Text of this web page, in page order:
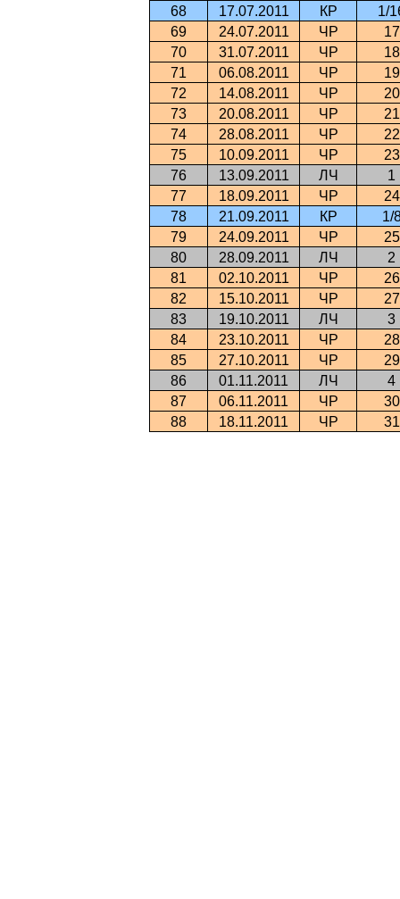
68
17.07.2011 КР
1/
69
24.07.2011 ЧР
17
70
31.07.2011 ЧР
18
71
06.08.2011 ЧР
19
72
14.08.2011 ЧР
20
73
20.08.2011 ЧР
21
74
28.08.2011 ЧР
22
75
10.09.2011 ЧР
23
76
13.09.2011 ЛЧ
1
77
18.09.2011 ЧР
24
78
21.09.2011 КР
1/
79
24.09.2011 ЧР
25
80
28.09.2011 ЛЧ
2
81
02.10.2011 ЧР
26
82
15.10.2011 ЧР
27
83
19.10.2011 ЛЧ
3
84
23.10.2011 ЧР
28
85
27.10.2011 ЧР
29
86
01.11.2011 ЛЧ
4
87
06.11.2011 ЧР
30
88
18.11.2011 ЧР 31